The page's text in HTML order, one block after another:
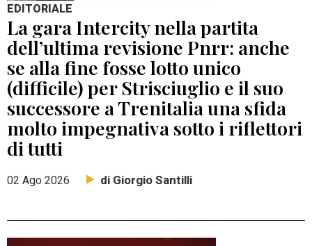
EDITORIALE
La gara Intercity nella partita
dell’ultima revisione Pnrr: anche
se alla fine fosse lotto unico
(difficile) per Strisciuglio e il suo
successore a Trenitalia una sfida
molto impegnativa sotto i riflettori
di tutti
02 Ago 2026 di Giorgio Santilli